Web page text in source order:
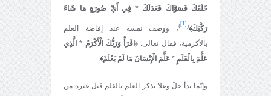
خَلَقَكَ فَسَوَّاكَ فَعَدَلَكَ * فِي أَيِّ صُورَةٍ مَا شَاءَ
رَكَّبَكَ﴾(
[1]
)، ووصف نفسه عند إفاضة العلم
بالأكرمية، فقال تعالى: ﴿اقْرَأْ وَرَبُّكَ الْأَكْرَمُ * الَّذِي
عَلَّمَ بِالْقَلَمِ * عَلَّمَ الْإِنْسَانَ مَا لَمْ يَعْلَمْ﴾.
وإنّما بدأ جلّ وعلا بذكر العلم بالقلم قبل غيره من